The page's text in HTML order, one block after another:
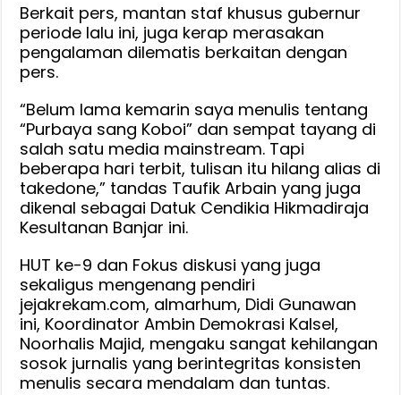
Berkait pers, mantan staf khusus gubernur
periode lalu ini, juga kerap merasakan
pengalaman dilematis berkaitan dengan
pers.
“Belum lama kemarin saya menulis tentang
“Purbaya sang Koboi” dan sempat tayang di
salah satu media mainstream. Tapi
beberapa hari terbit, tulisan itu hilang alias di
takedone,” tandas Taufik Arbain yang juga
dikenal sebagai Datuk Cendikia Hikmadiraja
Kesultanan Banjar ini.
HUT ke-9 dan Fokus diskusi yang juga
sekaligus mengenang pendiri
jejakrekam.com, almarhum, Didi Gunawan
ini, Koordinator Ambin Demokrasi Kalsel,
Noorhalis Majid, mengaku sangat kehilangan
sosok jurnalis yang berintegritas konsisten
menulis secara mendalam dan tuntas.